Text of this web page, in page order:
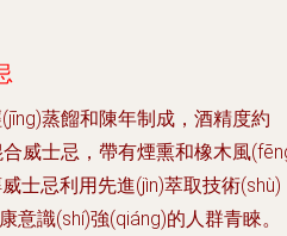
蒸餾和陳年制成，酒精度約
威士忌，帶有煙熏和橡木風
士忌利用先進(jìn)萃取技術(shù)
意識(shí)強(qiáng)的人群青睞。